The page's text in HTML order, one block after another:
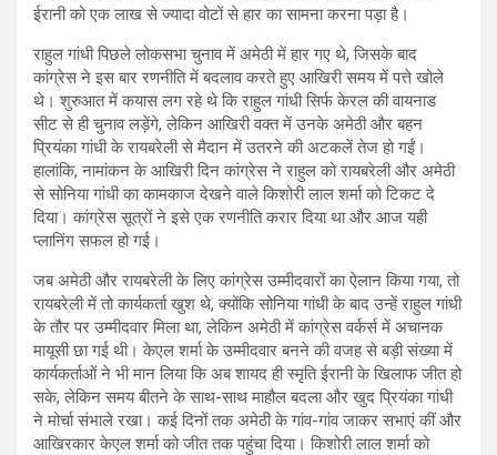
ईरानी को एक लाख से ज्यादा वोटों से हार का सामना करना पड़ा है।
राहुल गांधी पिछले लोकसभा चुनाव में अमेठी में हार गए थे, जिसके बाद
कांग्रेस ने इस बार रणनीति में बदलाव करते हुए आखिरी समय में पत्ते खोले
थे। शुरुआत में कयास लग रहे थे कि राहुल गांधी सिर्फ केरल की वायनाड
सीट से ही चुनाव लड़ेंगे, लेकिन आखिरी वक्त में उनके अमेठी और बहन
प्रियंका गांधी के रायबरेली से मैदान में उतरने की अटकलें तेज हो गईं।
हालांकि, नामांकन के आखिरी दिन कांग्रेस ने राहुल को रायबरेली और अमेठी
से सोनिया गांधी का कामकाज देखने वाले किशोरी लाल शर्मा को टिकट दे
दिया। कांग्रेस सूत्रों ने इसे एक रणनीति करार दिया था और आज यही
प्लानिंग सफल हो गई।
जब अमेठी और रायबरेली के लिए कांग्रेस उम्मीदवारों का ऐलान किया गया, तो
रायबरेली में तो कार्यकर्ता खुश थे, क्योंकि सोनिया गांधी के बाद उन्हें राहुल गांधी
के तौर पर उम्मीदवार मिला था, लेकिन अमेठी में कांग्रेस वर्कर्स में अचानक
मायूसी छा गई थी। केएल शर्मा के उम्मीदवार बनने की वजह से बड़ी संख्या में
कार्यकर्ताओं ने भी मान लिया कि अब शायद ही स्मृति ईरानी के खिलाफ जीत हो
सके, लेकिन समय बीतने के साथ-साथ माहौल बदला और खुद प्रियंका गांधी
ने मोर्चा संभाले रखा। कई दिनों तक अमेठी के गांव-गांव जाकर सभाएं कीं और
आखिरकार केएल शर्मा को जीत तक पहुंचा दिया। किशोरी लाल शर्मा को